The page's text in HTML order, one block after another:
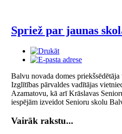
Spriež par jaunas
Balvu novada domes
Izglītības pārvaldes vadītājas
Azamatovu, kā arī Krāslavas
iespējām izveidot Senioru skolu
Vairāk rakstu...